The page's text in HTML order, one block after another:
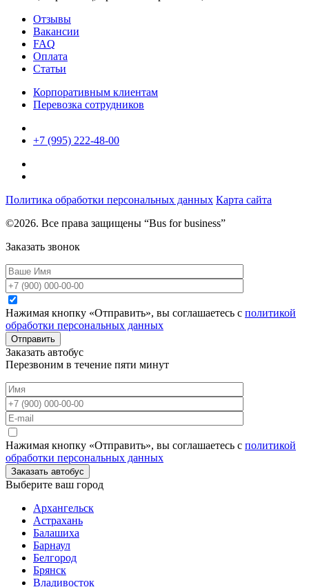
Отзывы
Вакансии
FAQ
Оплата
Статьи
Корпоративным клиентам
Перевозка сотрудников
+7 (995) 222-48-00
Политика обработки персональных данных Карта сайта
©2026. Все права защищены “Bus for business”
Заказать звонок
Нажимая кнопку «Отправить», вы соглашаетесь с политикой
обработки персональных данных
Отправить
Заказать автобус
Перезвоним в течение пяти минут
Нажимая кнопку «Отправить», вы соглашаетесь с политикой
обработки персональных данных
Заказать автобус
Выберите ваш город
Архангельск
Астрахань
Балашиха
Барнаул
Белгород
Брянск
Владивосток